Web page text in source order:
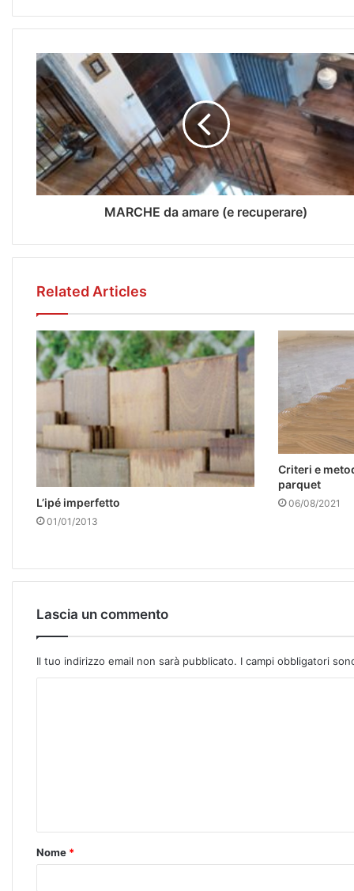
MARCHE da amare (e recuperare)
Related Articles
L’ipé imperfetto
01/01/2013
Criteri e
parquet
06/08/2021
Lascia un commento
Il tuo indirizzo email non sarà pubblicato. I campi obbligatori
Nome *